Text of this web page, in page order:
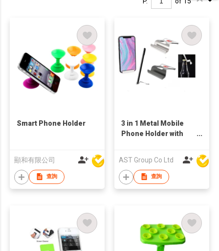
Smart Phone Holder
顯和有限公司
查詢
3 in 1 Metal Mobile
Phone Holder with
AST Group Co Ltd
查詢